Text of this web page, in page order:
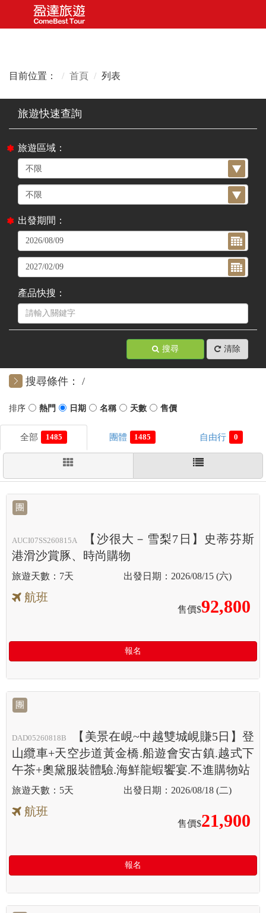
目前位置： 首頁 列表
旅遊區域：
出發期間：
產品快搜：
搜尋 清除
搜尋條件：
1485 1485 0
團
AUCI07SS260815A
【沙很大－雪梨7日】史蒂芬斯
港滑沙賞豚、時尚購物
7天 2026/08/15 (六)
航班
售價$92,800
報名
團
DAD05260818B
【美景在峴~中越雙城峴賺5日】登
山纜車+天空步道黃金橋.船遊會安古鎮.越式下
午茶+奧黛服裝體驗.海鮮龍蝦饗宴.不進購物站
5天 2026/08/18 (二)
航班
售價$21,900
報名